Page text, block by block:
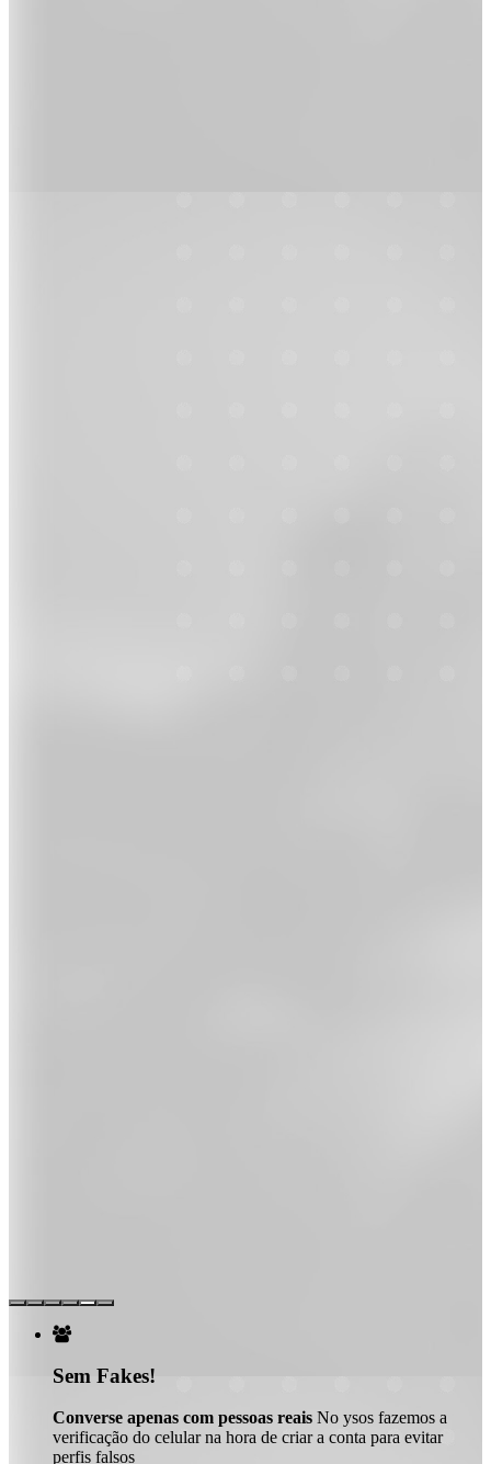

Sem Fakes!
Converse apenas com pessoas reais No ysos fazemos a
verificação do celular na hora de criar a conta para evitar
perfis falsos